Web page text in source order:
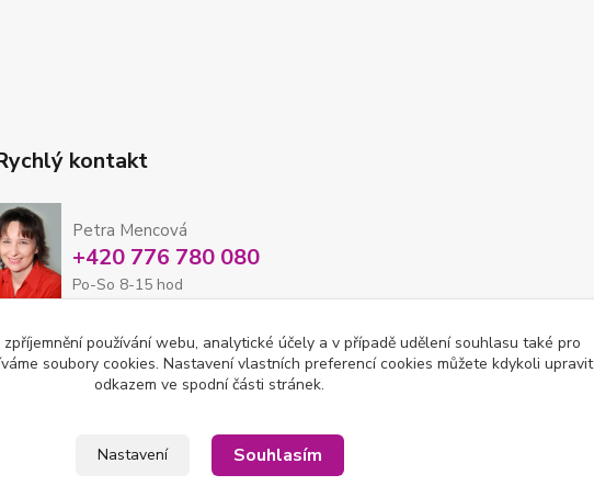
kontakt
Petra Mencová
+420 776 780 080
Po-So 8-15 hod
eshop@oftex.czpoužívání webu, analytické účely a v případě udělení souhlasu také pro
soubory cookies. Nastavení vlastních preferencí cookies můžete kdykoli upravit
odkazem ve spodní části stránek.
Nastavení Souhlasím